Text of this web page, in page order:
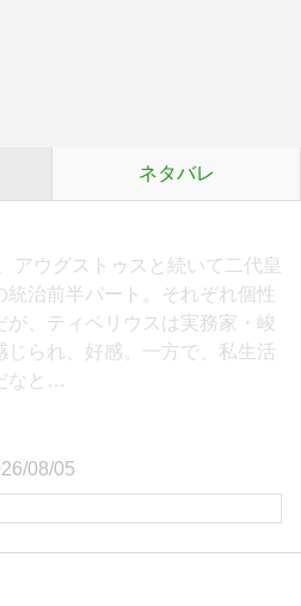
ネタバレ
アウグストゥスと続いて二代皇
統治前半パート。それぞれ個性
が、ティベリウスは実務家・峻
じられ、好感。一方で、私生活
なと…
08/05